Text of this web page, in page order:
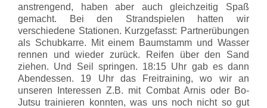
anstrengend, haben aber auch gleichzeitig Spaß
gemacht. Bei den Strandspielen hatten wir
verschiedene Stationen. Kurzgefasst: Partnerübungen
als Schubkarre. Mit einem Baumstamm und Wasser
rennen und wieder zurück. Reifen über den Sand
ziehen. Und Seil springen. 18:15 Uhr gab es dann
Abendessen. 19 Uhr das Freitraining, wo wir an
unseren Interessen Z.B. mit Combat Arnis oder Bo-
Jutsu trainieren konnten, was uns noch nicht so gut